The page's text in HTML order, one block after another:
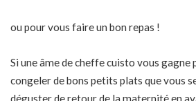
ou pour vous faire un bon repas !
Si une âme de cheffe cuisto vous
congeler de bons petits plats que vous
déguster de retour de la maternité en